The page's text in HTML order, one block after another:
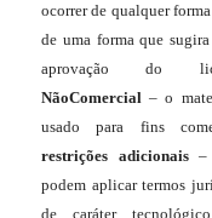
ocorrer de qualquer
de uma forma que
aprovação do
NãoComercial – o
usado para fins
restrições adicionais–
podem aplicar termos
de caráter